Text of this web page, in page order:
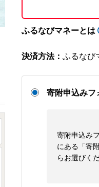
ふるなびマネーとは
決済方法： ふるなび
寄附申込みフ
寄附申込み
にある「寄
らお選びく